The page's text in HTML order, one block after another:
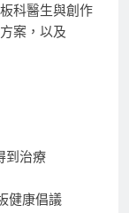
科醫生與創作
案，以及
到治療
健康倡議